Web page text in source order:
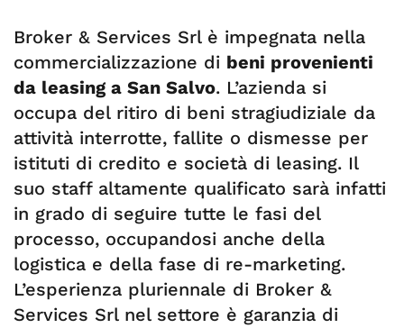
Broker & Services Srl è impegnata nella
commercializzazione di beni provenienti
da leasing a San Salvo. L’azienda si
occupa del ritiro di beni stragiudiziale da
attività interrotte, fallite o dismesse per
istituti di credito e società di leasing. Il
suo staff altamente qualificato sarà infatti
in grado di seguire tutte le fasi del
processo, occupandosi anche della
logistica e della fase di re-marketing.
L’esperienza pluriennale di Broker &
Services Srl nel settore è garanzia di